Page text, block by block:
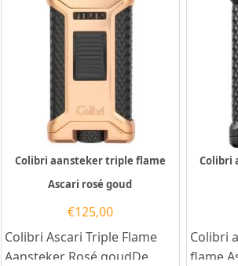
Colibri aansteker triple flame
Ascari rosé goud
€125,00
Colibri Ascari Triple Flame
Aansteker Rosé goudDe
Colibri
Colibri
flame